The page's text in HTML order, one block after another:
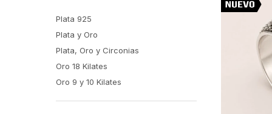
Plata 925
Plata y Oro
Plata, Oro y Circonias
Oro 18 Kilates
Oro 9 y 10 Kilates